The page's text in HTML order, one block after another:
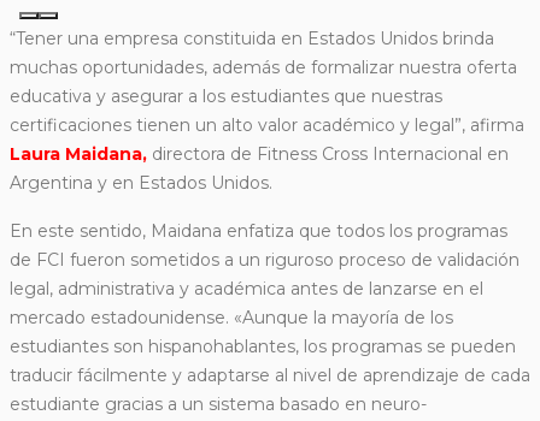
“Tener una empresa constituida en Estados Unidos brinda
muchas oportunidades, además de formalizar nuestra oferta
educativa y asegurar a los estudiantes que nuestras
certificaciones tienen un alto valor académico y legal”, afirma
Laura Maidana, directora de Fitness Cross Internacional en
Argentina y en Estados Unidos.
En este sentido, Maidana enfatiza que todos los programas
de FCI fueron sometidos a un riguroso proceso de validación
legal, administrativa y académica antes de lanzarse en el
mercado estadounidense. «Aunque la mayoría de los
estudiantes son hispanohablantes, los programas se pueden
traducir fácilmente y adaptarse al nivel de aprendizaje de cada
estudiante gracias a un sistema basado en neuro-